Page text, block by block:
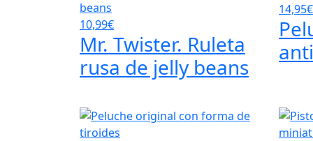
10,99€
Mr. Twister. Ruleta
rusa de jelly beans
14,95€